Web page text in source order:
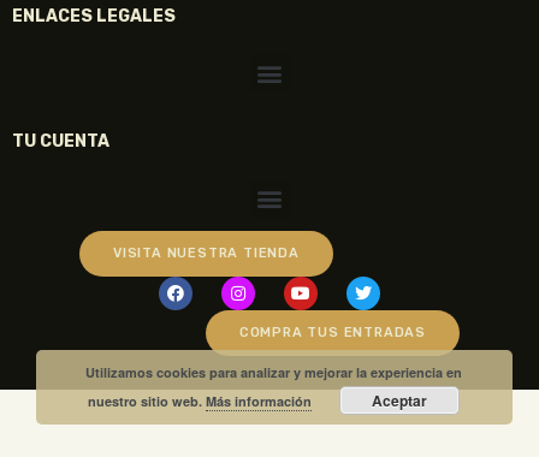
ENLACES LEGALES
TU CUENTA
VISITA NUESTRA TIENDA
COMPRA TUS ENTRADAS
Utilizamos cookies para analizar y mejorar la experiencia en
nuestro sitio web.Más información Aceptar